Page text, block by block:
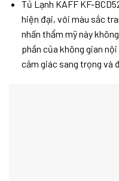
Tủ Lạnh KAFF KF-
hiện đại, với màu sắc
nhấn thẩm mỹ này
phần của không gian
cảm giác sang trọng và